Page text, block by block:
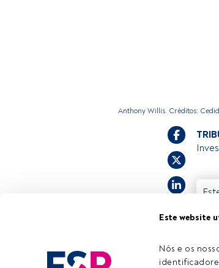
Este website
Nós e os
Anthony Willis. Créditos: